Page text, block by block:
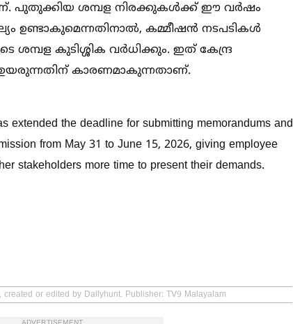
പുതുക്കിയ ശമ്പള നിരക്കുകള്‍ക്ക് ഈ വർഷം
ഉണ്ടാകുമെന്നതിനാല്‍, കമ്മീഷൻ നടപടികള്‍
കുടിശ്ശിക വർധിക്കും. ഇത് കേന്ദ്ര
ഉയരുന്നതിന് കാരണമാകുന്നതാണ്.
extended the deadline for submitting memorandums and
from May 31 to June 15, 2026, giving employee
stakeholders more time to present their demands.
or edited by Dailyhunt. Publisher: TV9 Malayalam